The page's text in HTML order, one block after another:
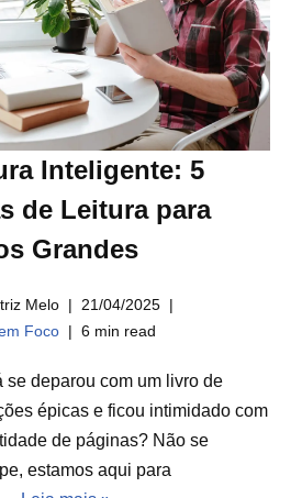
Inteligente: 5
de Leitura para
Grandes
Melo
21/04/2025
Foco
6 min read
se deparou com um livro de
épicas e ficou intimidado com
de páginas? Não se
estamos aqui para